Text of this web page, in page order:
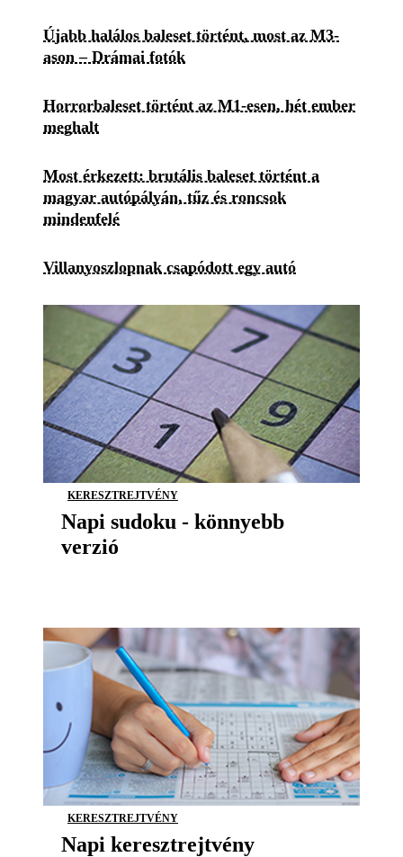
Újabb halálos baleset történt, most az M3-
ason – Drámai fotók
Horrorbaleset történt az M1-esen, hét ember
meghalt
Most érkezett: brutális baleset történt a
magyar autópályán, tűz és roncsok
mindenfelé
Villanyoszlopnak csapódott egy autó
KERESZTREJTVÉNY
Napi sudoku - könnyebb
verzió
KERESZTREJTVÉNY
Napi keresztrejtvény